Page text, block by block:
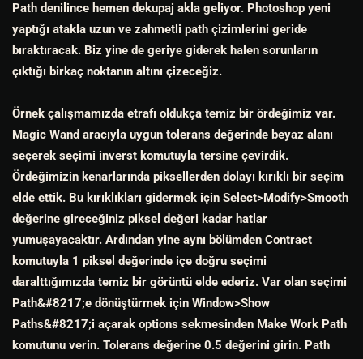
Path denilince hemen dekupaj akla geliyor. Photoshop yeni
yaptığı atakla uzun ve zahmetli path çizimlerini geride
bıraktıracak. Biz yine de geriye giderek halen sorunların
çıktığı birkaç noktanın altını çizeceğiz.
Örnek çalışmamızda etrafı oldukça temiz bir ördeğimiz var.
Magic Wand aracıyla uygun tolerans değerinde beyaz alanı
seçerek seçimi inverst komutuyla tersine çevirdik.
Ördeğimizin kenarlarında piksellerden dolayı kırıklı bir seçim
elde ettik. Bu kırıklıkları gidermek için Select>Modify>Smooth
değerine gireceğiniz piksel değeri kadar hatlar
yumuşayacaktır. Ardından yine aynı bölümden Contract
komutuyla 1 piksel değerinde içe doğru seçimi
daralttığımızda temiz bir görüntü elde ederiz. Var olan seçimi
Path&#8217;e dönüştürmek için Window>Show
Paths&#8217;i açarak options sekmesinden Make Work Path
komutunu verin. Tolerans değerine 0.5 değerini girin. Path